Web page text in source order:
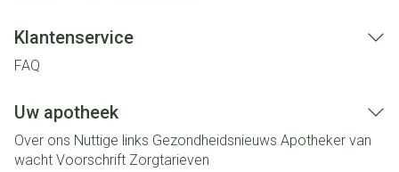
Klantenservice
FAQ
Uw apotheek
Over ons Nuttige links Gezondheidsnieuws Apotheker van
wacht Voorschrift Zorgtarieven